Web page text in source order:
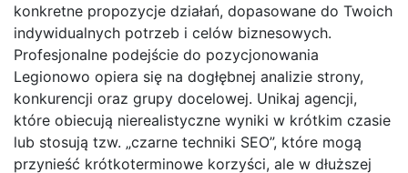
konkretne propozycje działań, dopasowane do Twoich
indywidualnych potrzeb i celów biznesowych.
Profesjonalne podejście do pozycjonowania
Legionowo opiera się na dogłębnej analizie strony,
konkurencji oraz grupy docelowej. Unikaj agencji,
które obiecują nierealistyczne wyniki w krótkim czasie
lub stosują tzw. „czarne techniki SEO”, które mogą
przynieść krótkoterminowe korzyści, ale w dłuższej